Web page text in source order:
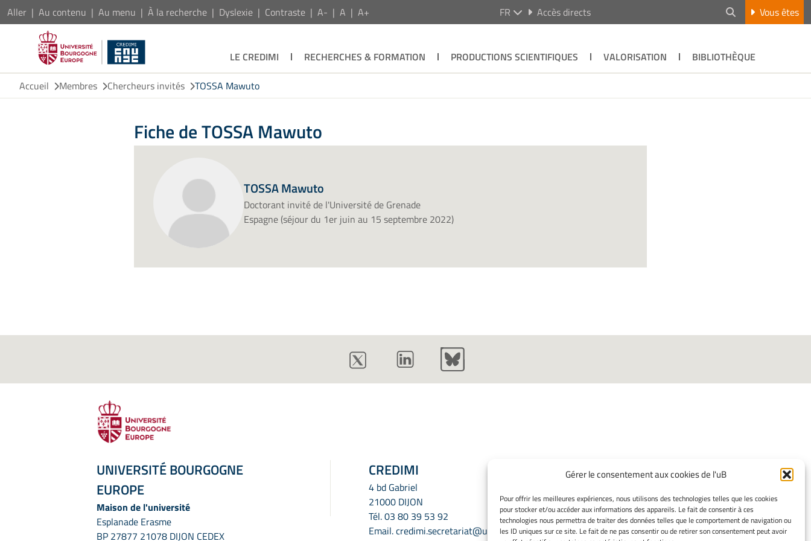
Gérer le consentement aux cookies de l'uB
Pour offrir les meilleures expériences, nous utilisons des technologies telles que les cookies
pour stocker et/ou accéder aux informations des appareils. Le fait de consentir à ces
technologies nous permettra de traiter des données telles que le comportement de navigation ou
les ID uniques sur ce site. Le fait de ne pas consentir ou de retirer son consentement peut avoir
Aller Au contenu Au menu À la recherche Dyslexie Contraste A- A A+ FR Accès directs Vous êtes
LE CREDIMI RECHERCHES & FORMATION PRODUCTIONS SCIENTIFIQUES VALORISATION
BIBLIOTHÈQUE
Accueil
Membres Chercheurs invités TOSSA Mawuto
Fiche de TOSSA Mawuto
TOSSA Mawuto
Doctorant invité de l'Université de Grenade
Espagne (séjour du 1er juin au 15 septembre 2022)
UNIVERSITÉ BOURGOGNE
EUROPE
Maison de l'université
Esplanade Erasme
BP 27877 21078 DIJON CEDEX
CREDIMI
4 bd Gabriel
21000 DIJON
Tél.03 80 39 53 92
Email.credimi.secretariat@u-
INFORMATIONS
Mentions légales
Gérer mes cookies
Politique de cookies